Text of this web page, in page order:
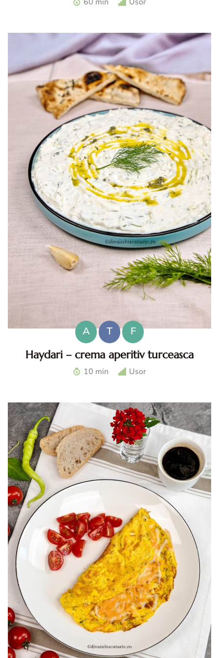
60 min Usor
A T
F
Haydari – crema aperitiv turceasca
Haydari. Haydari reteta. Haydari turcesc. Ccrema aperitiv
turceasca. Sos haydari. Aperitiv cu iaurt.
10 min Usor